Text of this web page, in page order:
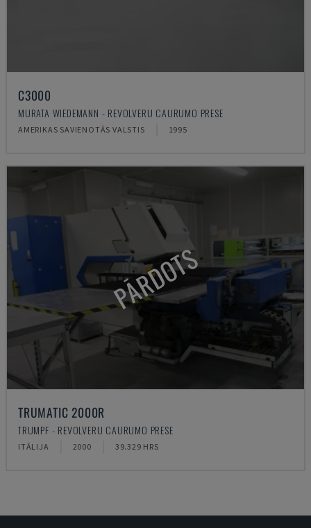
C3000
MURATA WIEDEMANN - REVOLVERU CAURUMO PRESE
AMERIKAS SAVIENOTĀS VALSTIS 1995
PĀRDOTS
TRUMATIC 2000R
TRUMPF - REVOLVERU CAURUMO PRESE
ITĀLIJA 2000 39.329 HRS